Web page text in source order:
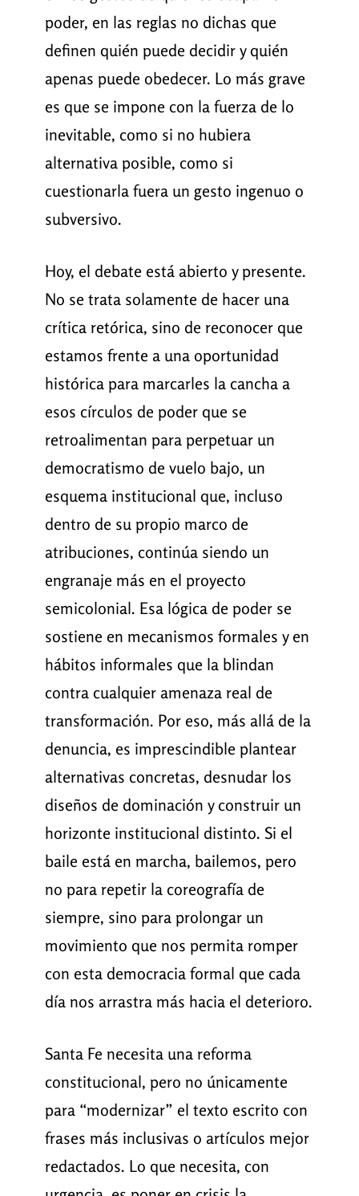
poder, en las reglas no dichas que
definen quién puede decidir y quién
apenas puede obedecer. Lo más grave
es que se impone con la fuerza de lo
inevitable, como si no hubiera
alternativa posible, como si
cuestionarla fuera un gesto ingenuo o
subversivo.
Hoy, el debate está abierto y presente.
No se trata solamente de hacer una
crítica retórica, sino de reconocer que
estamos frente a una oportunidad
histórica para marcarles la cancha a
esos círculos de poder que se
retroalimentan para perpetuar un
democratismo de vuelo bajo, un
esquema institucional que, incluso
dentro de su propio marco de
atribuciones, continúa siendo un
engranaje más en el proyecto
semicolonial. Esa lógica de poder se
sostiene en mecanismos formales y en
hábitos informales que la blindan
contra cualquier amenaza real de
transformación. Por eso, más allá de la
denuncia, es imprescindible plantear
alternativas concretas, desnudar los
diseños de dominación y construir un
horizonte institucional distinto. Si el
baile está en marcha, bailemos, pero
no para repetir la coreografía de
siempre, sino para prolongar un
movimiento que nos permita romper
con esta democracia formal que cada
día nos arrastra más hacia el deterioro.
Santa Fe necesita una reforma
constitucional, pero no únicamente
para “modernizar” el texto escrito con
frases más inclusivas o artículos mejor
redactados. Lo que necesita, con